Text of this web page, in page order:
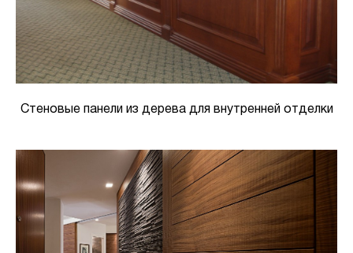
Стеновые панели из дерева для внутренней отделки